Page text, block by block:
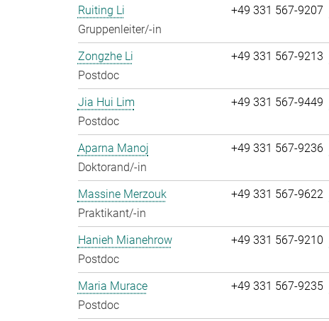
Ruiting Li
Gruppenleiter/-in
+49 331 567-9207
Zongzhe Li
Postdoc
+49 331 567-9213
Jia Hui Lim
Postdoc
+49 331 567-9449
Aparna Manoj
Doktorand/-in
+49 331 567-9236
Massine Merzouk
Praktikant/-in
+49 331 567-9622
Hanieh Mianehrow
Postdoc
+49 331 567-9210
Maria Murace
Postdoc
+49 331 567-9235